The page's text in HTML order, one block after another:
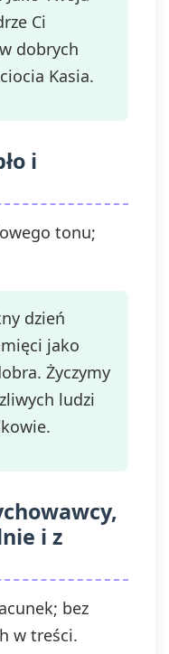
Ci
dobrych
Kasia.
i
tonu;
dzień
jako
Życzymy
ludzi
i z
bez
w treści.